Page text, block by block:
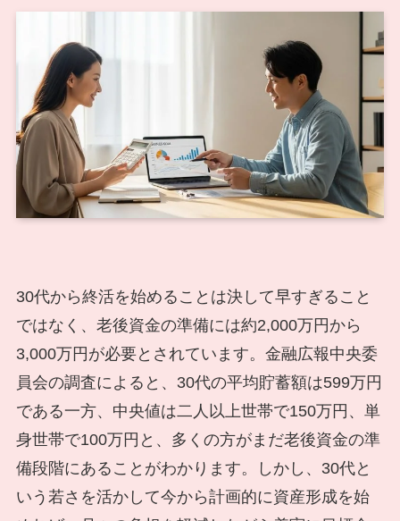
30代から終活を始めることは決して早すぎること
ではなく、老後資金の準備には約2,000万円から
3,000万円が必要とされています。金融広報中央委
員会の調査によると、30代の平均貯蓄額は599万円
である一方、中央値は二人以上世帯で150万円、単
身世帯で100万円と、多くの方がまだ老後資金の準
備段階にあることがわかります。しかし、30代と
いう若さを活かして今から計画的に資産形成を始